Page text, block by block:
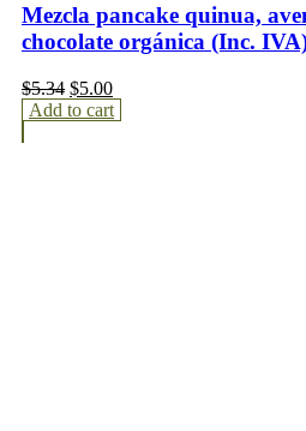
Mezcla pancake quinua,
chocolate orgánica (Inc.
$5.34 $5.00
Add to cart